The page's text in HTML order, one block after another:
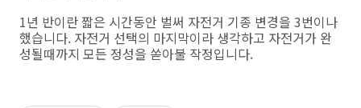
1년 반이란 짧은 시간동안 벌써 자전거 기종 변경을 3번이나
했습니다. 자전거 선택의 마지막이라 생각하고 자전거가 완
성될때까지 모든 정성을 쏟아불 작정입니다.